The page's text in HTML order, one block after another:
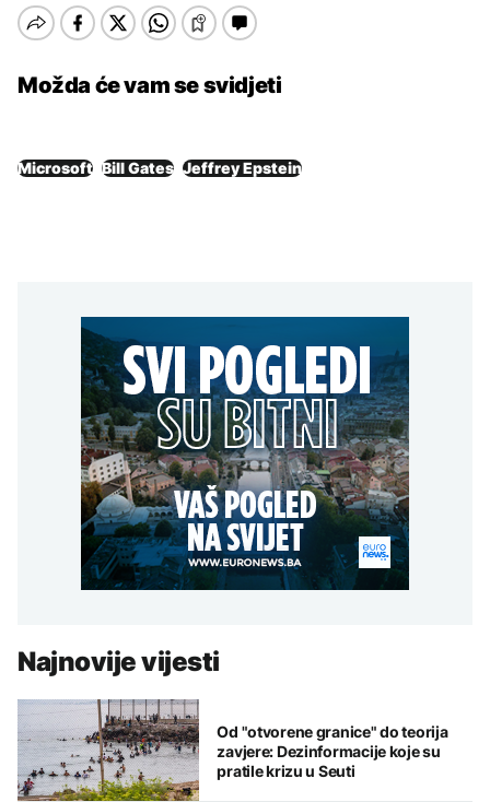
Možda će vam se svidjeti
Microsoft Bill Gates Jeffrey Epstein
Najnovije vijesti
Od "otvorene granice" do teorija
zavjere: Dezinformacije koje su
pratile krizu u Seuti